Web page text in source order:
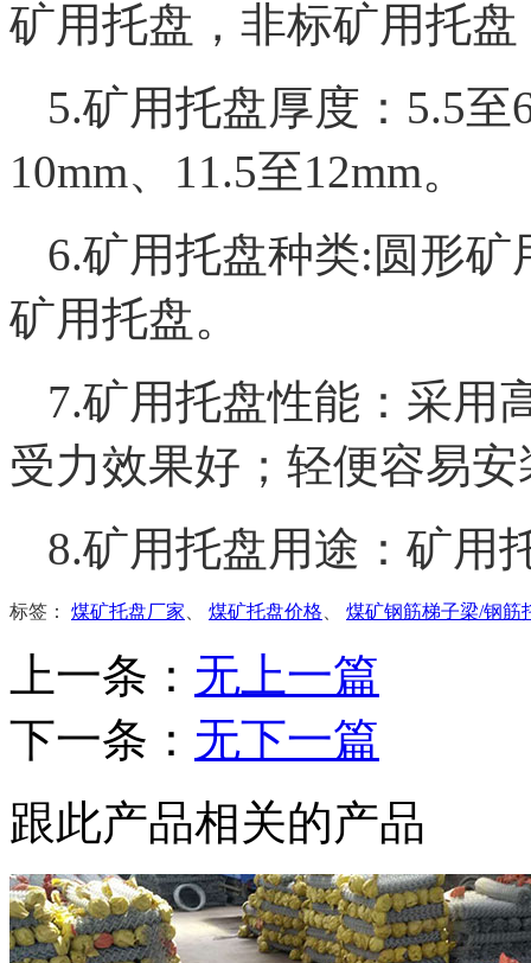
矿用托盘，非标矿用托盘
5.矿用托盘厚度：5.5至
10mm、11.5至12mm。
6.矿用托盘种类:圆形
矿用托盘。
7.矿用托盘性能：采用
受力效果好；轻便容易
8.矿用托盘用途：矿用
标签： 煤矿托盘厂家 煤矿托盘价格 煤矿钢筋梯子梁/钢筋
上一条： 无上一篇
下一条： 无下一篇
跟此产品相关的产品